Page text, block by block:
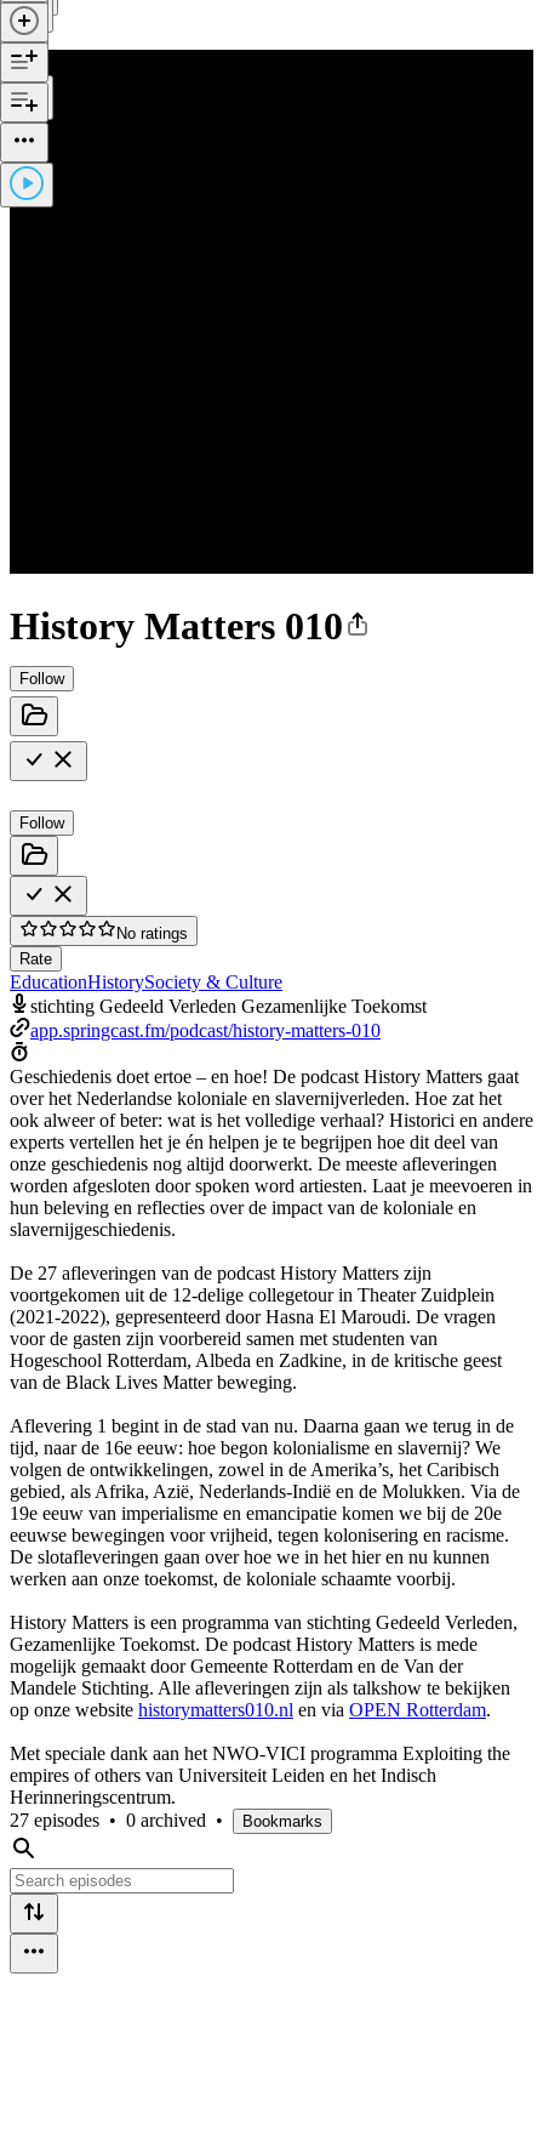
History Matters 010
Follow
Follow
No ratings
Rate
EducationHistorySociety & Culture
stichting Gedeeld Verleden Gezamenlijke Toekomst
app.springcast.fm/podcast/history-matters-010
Geschiedenis doet ertoe – en hoe! De podcast History Matters gaat
over het Nederlandse koloniale en slavernijverleden. Hoe zat het
ook alweer of beter: wat is het volledige verhaal? Historici en andere
experts vertellen het je én helpen je te begrijpen hoe dit deel van
onze geschiedenis nog altijd doorwerkt. De meeste afleveringen
worden afgesloten door spoken word artiesten. Laat je meevoeren in
hun beleving en reflecties over de impact van de koloniale en
slavernijgeschiedenis.
De 27 afleveringen van de podcast History Matters zijn
voortgekomen uit de 12-delige collegetour in Theater Zuidplein
(2021-2022), gepresenteerd door Hasna El Maroudi. De vragen
voor de gasten zijn voorbereid samen met studenten van
Hogeschool Rotterdam, Albeda en Zadkine, in de kritische geest
van de Black Lives Matter beweging.
Aflevering 1 begint in de stad van nu. Daarna gaan we terug in de
tijd, naar de 16e eeuw: hoe begon kolonialisme en slavernij? We
volgen de ontwikkelingen, zowel in de Amerika’s, het Caribisch
gebied, als Afrika, Azië, Nederlands-Indië en de Molukken. Via de
19e eeuw van imperialisme en emancipatie komen we bij de 20e
eeuwse bewegingen voor vrijheid, tegen kolonisering en racisme.
De slotafleveringen gaan over hoe we in het hier en nu kunnen
werken aan onze toekomst, de koloniale schaamte voorbij.
History Matters is een programma van stichting Gedeeld Verleden,
Gezamenlijke Toekomst. De podcast History Matters is mede
mogelijk gemaakt door Gemeente Rotterdam en de Van der
Mandele Stichting. Alle afleveringen zijn als talkshow te bekijken
op onze website historymatters010.nl en via OPEN Rotterdam.
Met speciale dank aan het NWO-VICI programma Exploiting the
empires of others van Universiteit Leiden en het Indisch
Herinneringscentrum.
27 episodes • 0 archived • Bookmarks